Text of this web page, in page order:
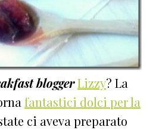
bloggerLizzy? La
fantastici dolci per la
ci aveva preparato